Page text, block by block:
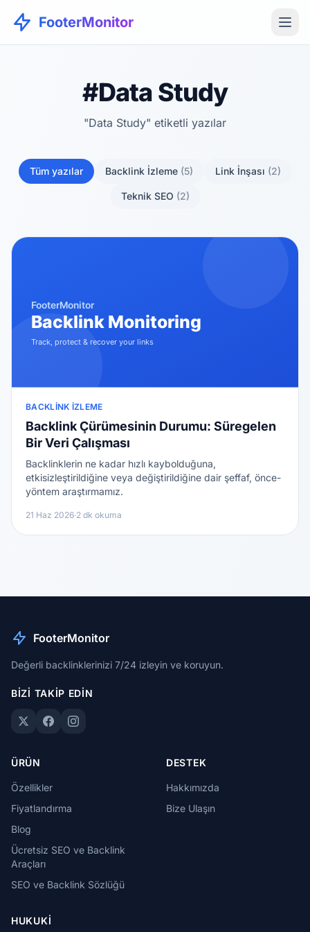
FooterMonitor
#Data Study
"Data Study" etiketli yazılar
Tüm yazılar Backlink İzleme (5) Link İnşası (2)
Teknik SEO (2)
BACKLINK İZLEME
Backlink Çürümesinin Durumu: Süregelen
Bir Veri Çalışması
Backlinklerin ne kadar hızlı kaybolduğuna,
etkisizleştirildiğine veya değiştirildiğine dair şeffaf, önce-
yöntem araştırmamız.
21 Haz 2026·2 dk okuma
FooterMonitor
Değerli backlinklerinizi 7/24 izleyin ve koruyun.
BIZI TAKIP EDIN
ÜRÜN
Özellikler
Fiyatlandırma
Blog
Ücretsiz SEO ve Backlink
Araçları
SEO ve Backlink Sözlüğü
DESTEK
Hakkımızda
Bize Ulaşın
HUKUKI